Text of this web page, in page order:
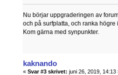
Nu börjar uppgraderingen av
och på surfplatta, och ranka
Kom gärna med synpunkter.
kaknando
« Svar #3 skrivet: juni 26, 2019, 14:13